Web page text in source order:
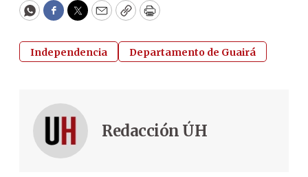
WhatsApp
Facebook
Twitter
EmailCopyPrint
Independencia Departamento de Guairá
Redacción ÚH